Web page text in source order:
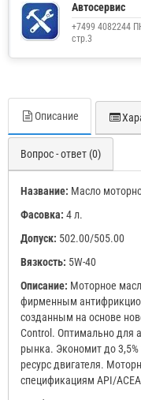
Автосервис
+7499 4082244
стр.3
Описание
Вопрос - ответ (0)
Название: Масло
Фасовка: 4 л.
Допуск: 502.00/505.00
Вязкость: 5W-40
Описание: Моторное
фирменным
созданным на основе
Control. Оптимально для
рынка. Экономит до
ресурс двигателя.
спецификациям API/